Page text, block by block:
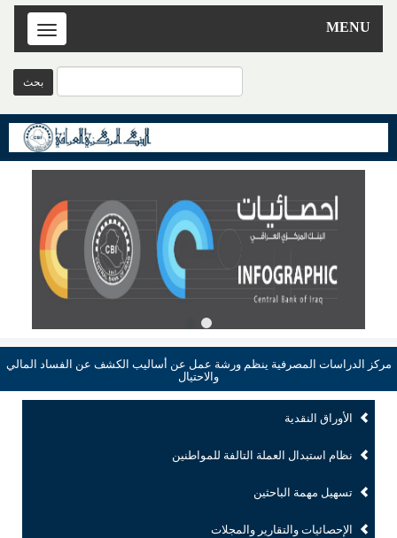
MENU
Toggle
مركز الدراسات المصرفية ينظم ورشة عمل عن أساليب الكشف عن الفساد المالي
والاحتيال
الأوراق النقدية
نظام استبدال العملة التالفة للمواطنين
تسهيل مهمة الباحثين
الإحصائيات والتقارير والمجلات